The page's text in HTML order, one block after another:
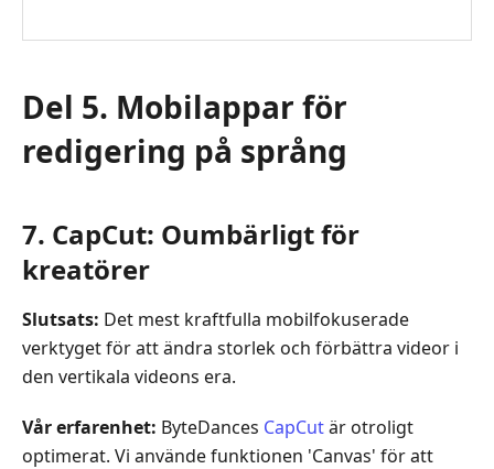
Del 5. Mobilappar för
redigering på språng
7. CapCut: Oumbärligt för
kreatörer
Slutsats: Det mest kraftfulla mobilfokuserade
verktyget för att ändra storlek och förbättra videor i
den vertikala videons era.
Vår erfarenhet: ByteDances CapCutär otroligt
optimerat. Vi använde funktionen 'Canvas' för att